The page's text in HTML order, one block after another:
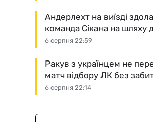
6 серпня 22:59
Андерлехт на виїзді
команда Сікана на шляху
6 серпня 22:14
Ракув з українцем не
матч відбору ЛК без